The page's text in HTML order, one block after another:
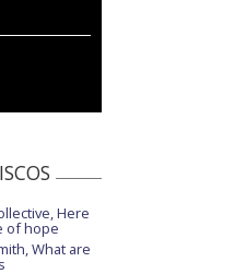
Here
of hope
What are